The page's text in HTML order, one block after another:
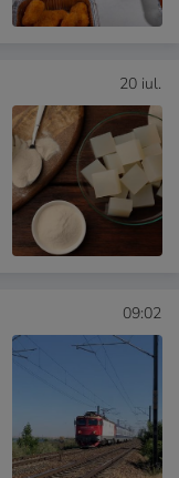
20 iul.
09:02